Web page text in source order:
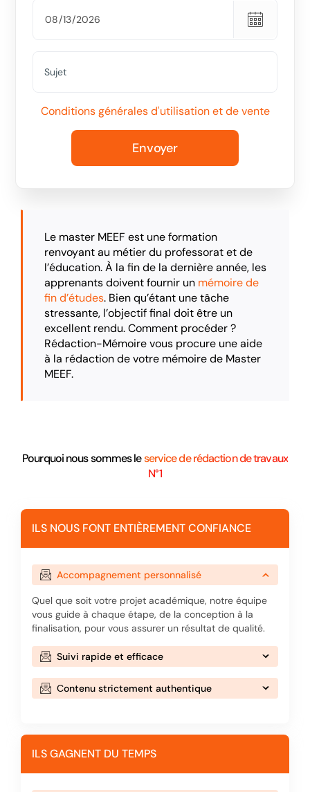
Conditions générales d'utilisation et de vente
Le master MEEF est une formation
renvoyant au métier du professorat et de
l’éducation. À la fin de la dernière année, les
apprenants doivent fournir un mémoire de
fin d’études. Bien qu’étant une tâche
stressante, l’objectif final doit être un
excellent rendu. Comment procéder ?
Rédaction-Mémoire vous procure une aide
à la rédaction de votre mémoire de Master
MEEF.
Pourquoi nous sommes leservice de rédaction de travaux
N°1
ILS NOUS FONT ENTIÈREMENT CONFIANCE
Accompagnement personnalisé
Quel que soit votre projet académique, notre équipe
vous guide à chaque étape, de la conception à la
finalisation, pour vous assurer un résultat de qualité.
Suivi rapide et efficace
Сontenu strictement authentique
ILS GAGNENT DU TEMPS